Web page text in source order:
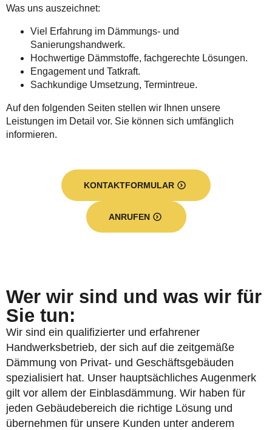
Was uns auszeichnet:
Viel Erfahrung im Dämmungs- und
Sanierungshandwerk.
Hochwertige Dämmstoffe, fachgerechte Lösungen.
Engagement und Tatkraft.
Sachkundige Umsetzung, Termintreue.
Auf den folgenden Seiten stellen wir Ihnen unsere
Leistungen im Detail vor. Sie können sich umfänglich
informieren.
KONTAKTFORMULAR
ANRUFEN
Wer wir sind und was wir für
Sie tun:
Wir sind ein qualifizierter und erfahrener
Handwerksbetrieb, der sich auf die zeitgemäße
Dämmung von Privat- und Geschäftsgebäuden
spezialisiert hat. Unser hauptsächliches Augenmerk
gilt vor allem der Einblasdämmung. Wir haben für
jeden Gebäudebereich die richtige Lösung und
übernehmen für unsere Kunden unter anderem